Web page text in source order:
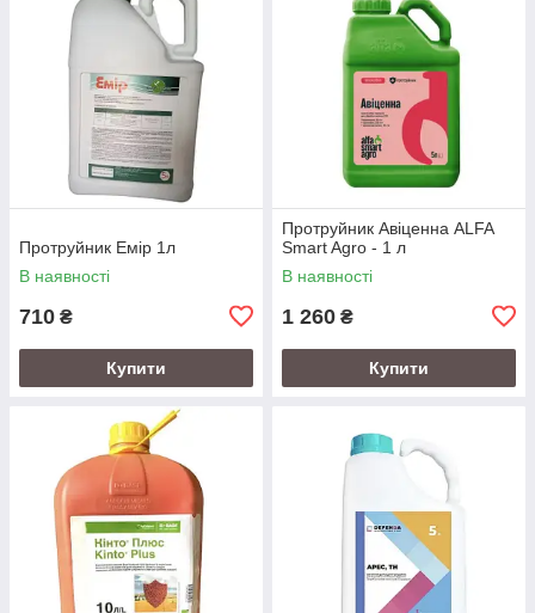
Протруйник Емір 1л
В наявності
710 ₴
Купити
Протруйник Авіценна ALFA
Smart Agro - 1 л
В наявності
1 260 ₴
Купити